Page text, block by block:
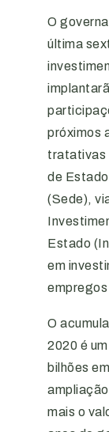
O
última
próximos
tratativas
de
(Sede),
Estado
em
O
2020 é
bilhões
mais o